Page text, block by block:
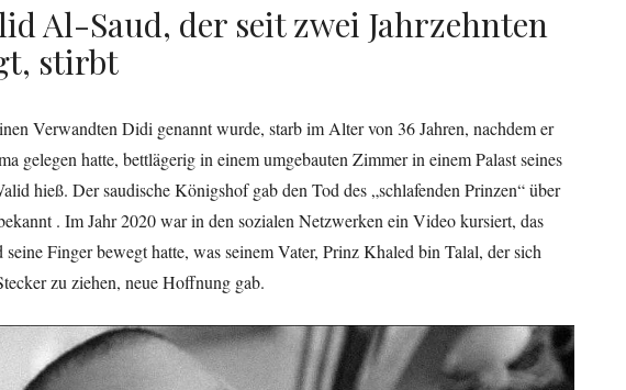
Al-Saud, der seit zwei Jahrzehnten
stirbt
Verwandten Didi genannt wurde, starb im Alter von 36 Jahren, nachdem er
gelegen hatte, bettlägerig in einem umgebauten Zimmer in einem Palast seines
hieß. Der saudische Königshof gab den Tod des „schlafenden Prinzen“ über
. Im Jahr 2020 war in den sozialen Netzwerken ein Video kursiert, das
Finger bewegt hatte, was seinem Vater, Prinz Khaled bin Talal, der sich
zu ziehen, neue Hoffnung gab.